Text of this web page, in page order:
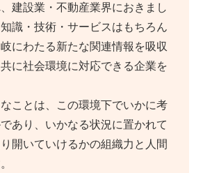
建設業・不動産業界におきまし
識・技術・サービスはもちろん
にわたる新たな関連情報を吸収
に社会環境に対応できる企業を
ことは、この環境下でいかに考
あり、いかなる状況に置かれて
開いていけるかの組織力と人間